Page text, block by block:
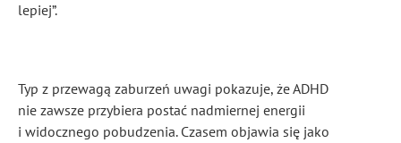
lepiej”.
Typ z przewagą zaburzeń uwagi pokazuje, że ADHD
nie zawsze przybiera postać nadmiernej energii
i widocznego pobudzenia. Czasem objawia się jako